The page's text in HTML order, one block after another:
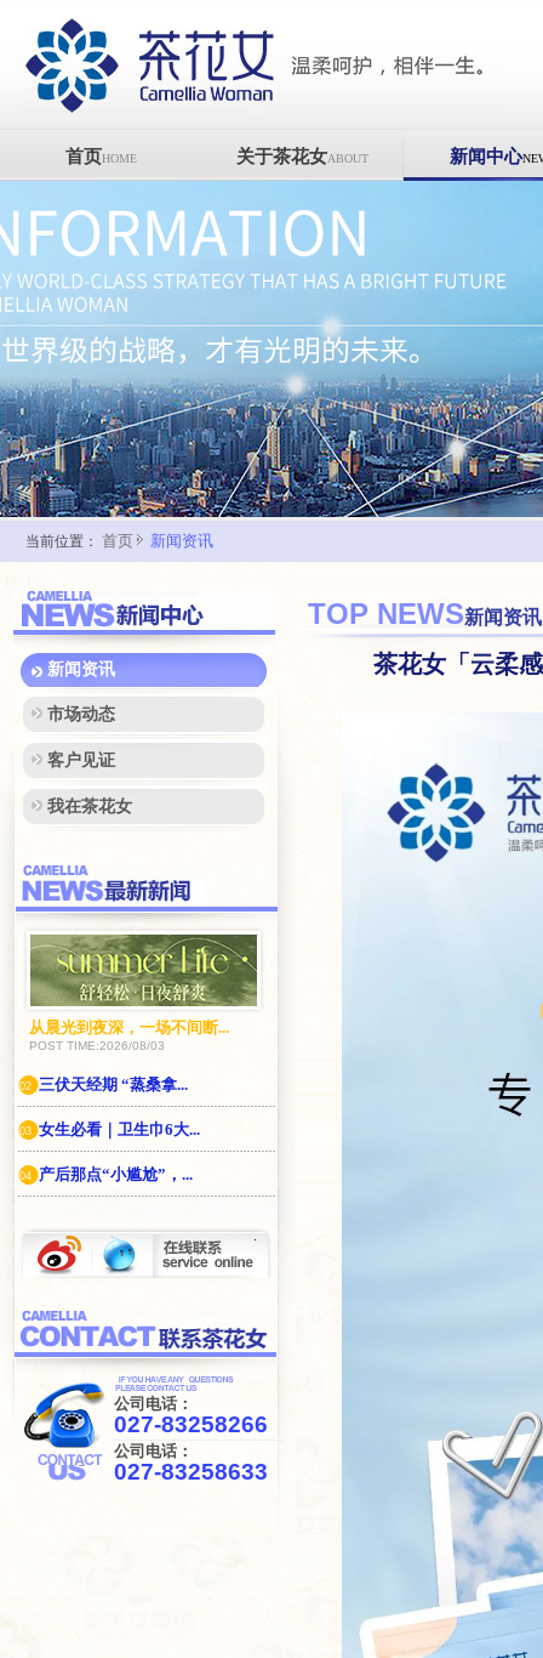
首页HOME 关于茶花女ABOUT 新闻中心
当前位置： 首页 新闻资讯
新闻资讯
市场动态
客户见证
我在茶花女
从晨光到夜深，一场不间断...
POST TIME:2026/08/03
02 三伏天经期 “蒸桑拿...
03 女生必看｜卫生巾6大...
04 产后那点“小尴尬”，...
.
公司电话：
027-83258266
公司电话：
027-83258633
TOP NEWS新闻资讯
茶花女「云柔